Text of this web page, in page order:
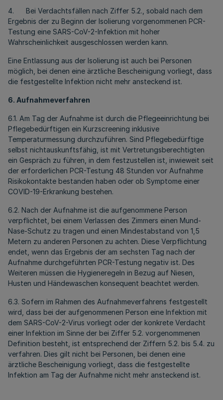
4. Bei Verdachtsfällen nach Ziffer 5.2., sobald nach dem
Ergebnis der zu Beginn der Isolierung vorgenommenen PCR-
Testung eine SARS-CoV-2-Infektion mit hoher
Wahrscheinlichkeit ausgeschlossen werden kann.
Eine Entlassung aus der Isolierung ist auch bei Personen
möglich, bei denen eine ärztliche Bescheinigung vorliegt, dass
die festgestellte Infektion nicht mehr ansteckend ist.
6. Aufnahmeverfahren
6.1. Am Tag der Aufnahme ist durch die Pflegeeinrichtung bei
Pflegebedürftigen ein Kurzscreening inklusive
Temperaturmessung durchzuführen. Sind Pflegebedürftige
selbst nichtauskunftsfähig, ist mit Vertretungsberechtigten
ein Gespräch zu führen, in dem festzustellen ist, inwieweit seit
der erforderlichen PCR-Testung 48 Stunden vor Aufnahme
Risikokontakte bestanden haben oder ob Symptome einer
COVID-19-Erkrankung bestehen.
6.2. Nach der Aufnahme ist die aufgenommene Person
verpflichtet, bei einem Verlassen des Zimmers einen Mund-
Nase-Schutz zu tragen und einen Mindestabstand von 1,5
Metern zu anderen Personen zu achten. Diese Verpflichtung
endet, wenn das Ergebnis der am sechsten Tag nach der
Aufnahme durchgeführten PCR-Testung negativ ist. Des
Weiteren müssen die Hygieneregeln in Bezug auf Niesen,
Husten und Händewaschen konsequent beachtet werden.
6.3. Sofern im Rahmen des Aufnahmeverfahrens festgestellt
wird, dass bei der aufgenommenen Person eine Infektion mit
dem SARS-CoV-2-Virus vorliegt oder der konkrete Verdacht
einer Infektion im Sinne der bei Ziffer 5.2. vorgenommenen
Definition besteht, ist entsprechend der Ziffern 5.2. bis 5.4. zu
verfahren. Dies gilt nicht bei Personen, bei denen eine
ärztliche Bescheinigung vorliegt, dass die festgestellte
Infektion am Tag der Aufnahme nicht mehr ansteckend ist.